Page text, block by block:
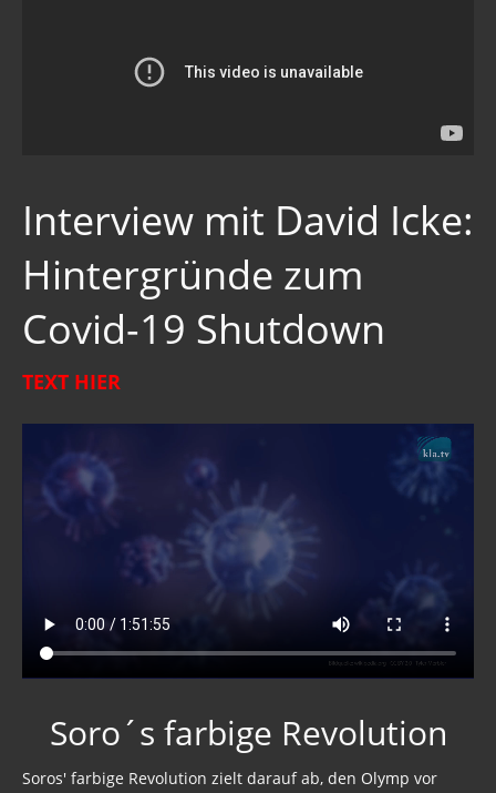
Interview mit David Icke:
Hintergründe zum
Covid-19 Shutdown
TEXT HIER
Soro´s farbige Revolution
Soros' farbige Revolution zielt darauf ab, den Olymp vor